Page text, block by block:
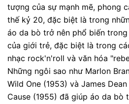
tượng của sự mạnh mẽ, phong
thế kỷ 20, đặc biệt là trong
áo da bò trở nên phổ biến
của giới trẻ, đặc biệt là trong
nhạc rock'n'roll và văn hóa
Những ngôi sao như Marlon
Wild One (1953) và James
Cause (1955) đã giúp áo da bò